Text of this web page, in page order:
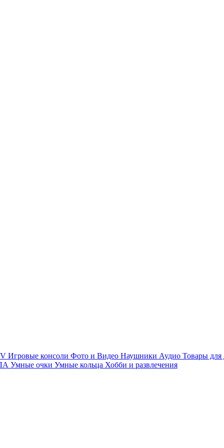
Игровые консоли Фото и Видео Наушники Аудио Товары для
Умные очки Умные кольца Хобби и развлечения